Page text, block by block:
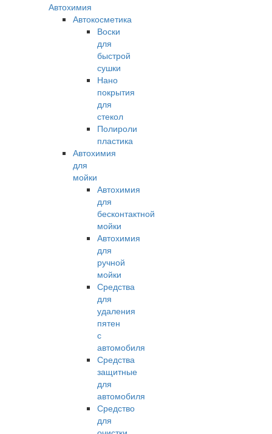
Автохимия
Автокосметика
Воски
для
быстрой
сушки
Нано
покрытия
для
стекол
Полироли
пластика
Автохимия
для
мойки
Автохимия
для
бесконтактной
мойки
Автохимия
для
ручной
мойки
Средства
для
удаления
пятен
с
автомобиля
Средства
защитные
для
автомобиля
Средство
для